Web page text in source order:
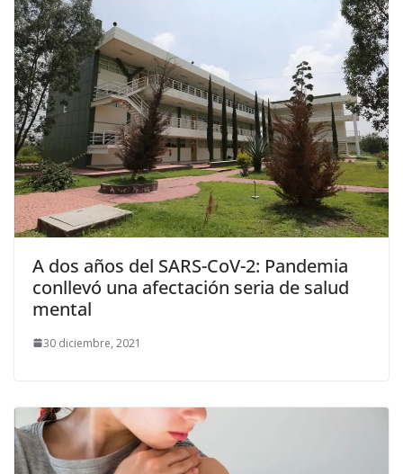
A dos años del SARS-CoV-2: Pandemia
conllevó una afectación seria de salud
mental
30 diciembre, 2021